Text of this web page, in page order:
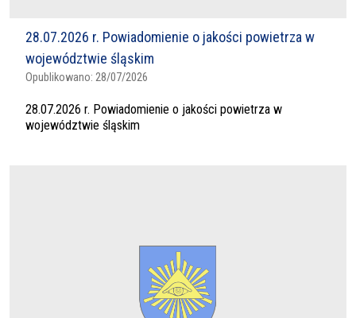
28.07.2026 r. Powiadomienie o jakości powietrza w
województwie śląskim
Opublikowano: 28/07/2026
28.07.2026 r. Powiadomienie o jakości powietrza w
województwie śląskim